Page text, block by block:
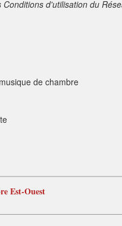
d'utilisation du
musique de chambre
Est-Ouest